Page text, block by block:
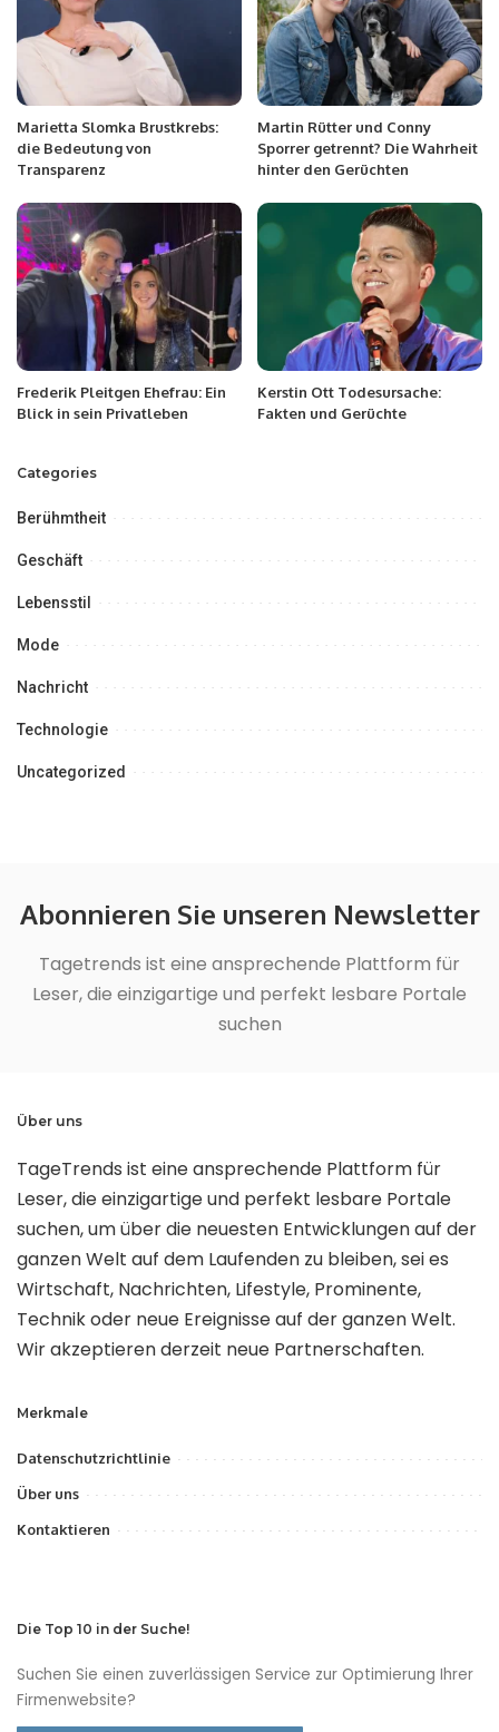
Marietta Slomka Brustkrebs:
die Bedeutung von
Transparenz
Martin Rütter und Conny
Sporrer getrennt? Die Wahrheit
hinter den Gerüchten
Frederik Pleitgen Ehefrau: Ein
Blick in sein Privatleben
Kerstin Ott Todesursache:
Fakten und Gerüchte
Categories
Berühmtheit
Geschäft
Lebensstil
Mode
Nachricht
Technologie
Uncategorized
Abonnieren Sie unseren Newsletter
Tagetrends ist eine ansprechende Plattform für
Leser, die einzigartige und perfekt lesbare Portale
suchen
Über uns
TageTrends ist eine ansprechende Plattform für
Leser, die einzigartige und perfekt lesbare Portale
suchen, um über die neuesten Entwicklungen auf der
ganzen Welt auf dem Laufenden zu bleiben, sei es
Wirtschaft, Nachrichten, Lifestyle, Prominente,
Technik oder neue Ereignisse auf der ganzen Welt.
Wir akzeptieren derzeit neue Partnerschaften.
Merkmale
Datenschutzrichtlinie
Über uns
Kontaktieren
Die Top 10 in der Suche!
Suchen Sie einen zuverlässigen Service zur Optimierung Ihrer
Firmenwebsite?